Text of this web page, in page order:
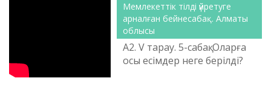
Мемлекеттік тілді үйретуге
арналған бейнесабақ. Алматы
облысы
А2. V тарау. 5-сабақ. Оларға
осы есімдер неге берілді?